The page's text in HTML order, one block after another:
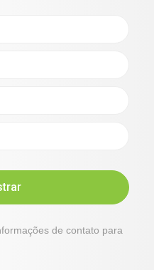
de contato para